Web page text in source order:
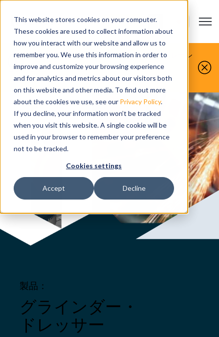
This website stores cookies on your computer.
These cookies are used to collect information about
how you interact with our website and allow us to
remember you. We use this information in order to
improve and customize your browsing experience
and for analytics and metrics about our visitors both
on this website and other media. To find out more
about the cookies we use, see our Privacy Policy.
If you decline, your information won’t be tracked
when you visit this website. A single cookie will be
used in your browser to remember your preference
not to be tracked.
Cookies settings
Accept Decline
Open
お問い合わせ Show
お客様が製造するものを、私たちがシミュレーシ
ョンします。
今すぐ無料デモをお申し込みください。
製品：
グラインダー・
ドレッサー